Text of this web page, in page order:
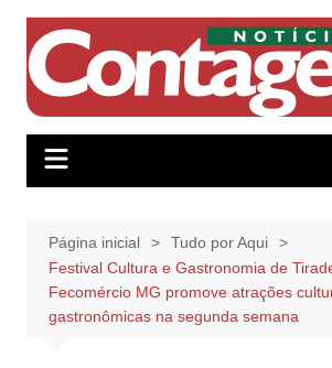
conteúdo
Página inicial
Tudo por Aqui
Festival Cultura e Gastronomia de
Fecomércio MG promove atrações
gastronômicas na segunda semana